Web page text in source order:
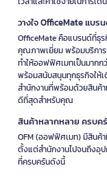
วางใจ OfficeMate แบ
OfficeMate คือแบรนด์ที่ธุ
คุณภาพเยี่ยม พร้อมบริการ
ทำให้ออฟฟิศเมทเป็นมากก
พร้อมสนับสนุนทุกธุรกิจให้
สำนักงานที่พร้อมด้วยสินค้า
ดีที่สุดสำหรับคุณ
สินค้าหลากหลาย ครบ
OFM (ออฟฟิศเมท) มีสินค้
ตั้งแต่สำนักงานไปจนถึงอุ
ที่ครบครันดังนี้